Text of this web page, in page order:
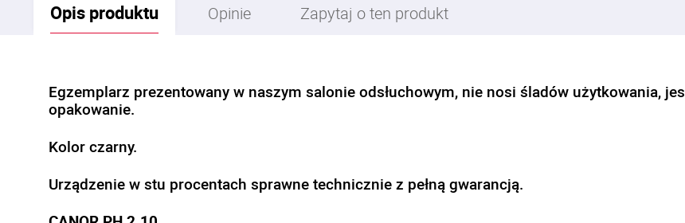
Opis produktu Opinie Zapytaj o ten produkt
Egzemplarz prezentowany w naszym salonie odsłuchowym, nie nosi śladów użytkowania,
opakowanie.
Kolor czarny.
Urządzenie w stu procentach sprawne technicznie z pełną gwarancją.